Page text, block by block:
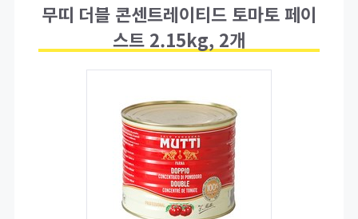
무띠 더블 콘센트레이티드 토마토 페이
스트 2.15kg, 2개